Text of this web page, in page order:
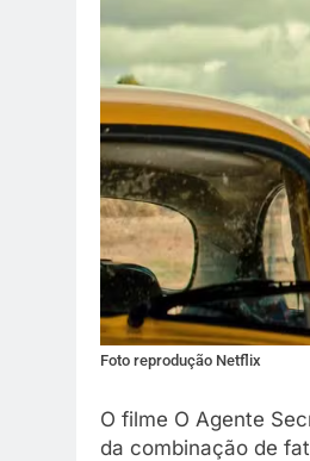
Foto reprodução Netflix
O filme O Agente
da combinação de